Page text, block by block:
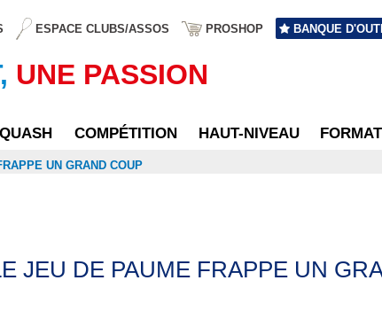
ESPACE CLUBS/ASSOS PROSHOP BANQUE
UNE PASSION
COMPÉTITION HAUT-NIVEAU
UN GRAND COUP
JEU DE PAUME FRAPPE UN